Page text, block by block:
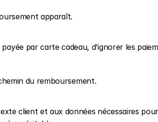
apparaît.
par carte cadeau, d’ignorer les
du remboursement.
client et aux données nécessaires pour